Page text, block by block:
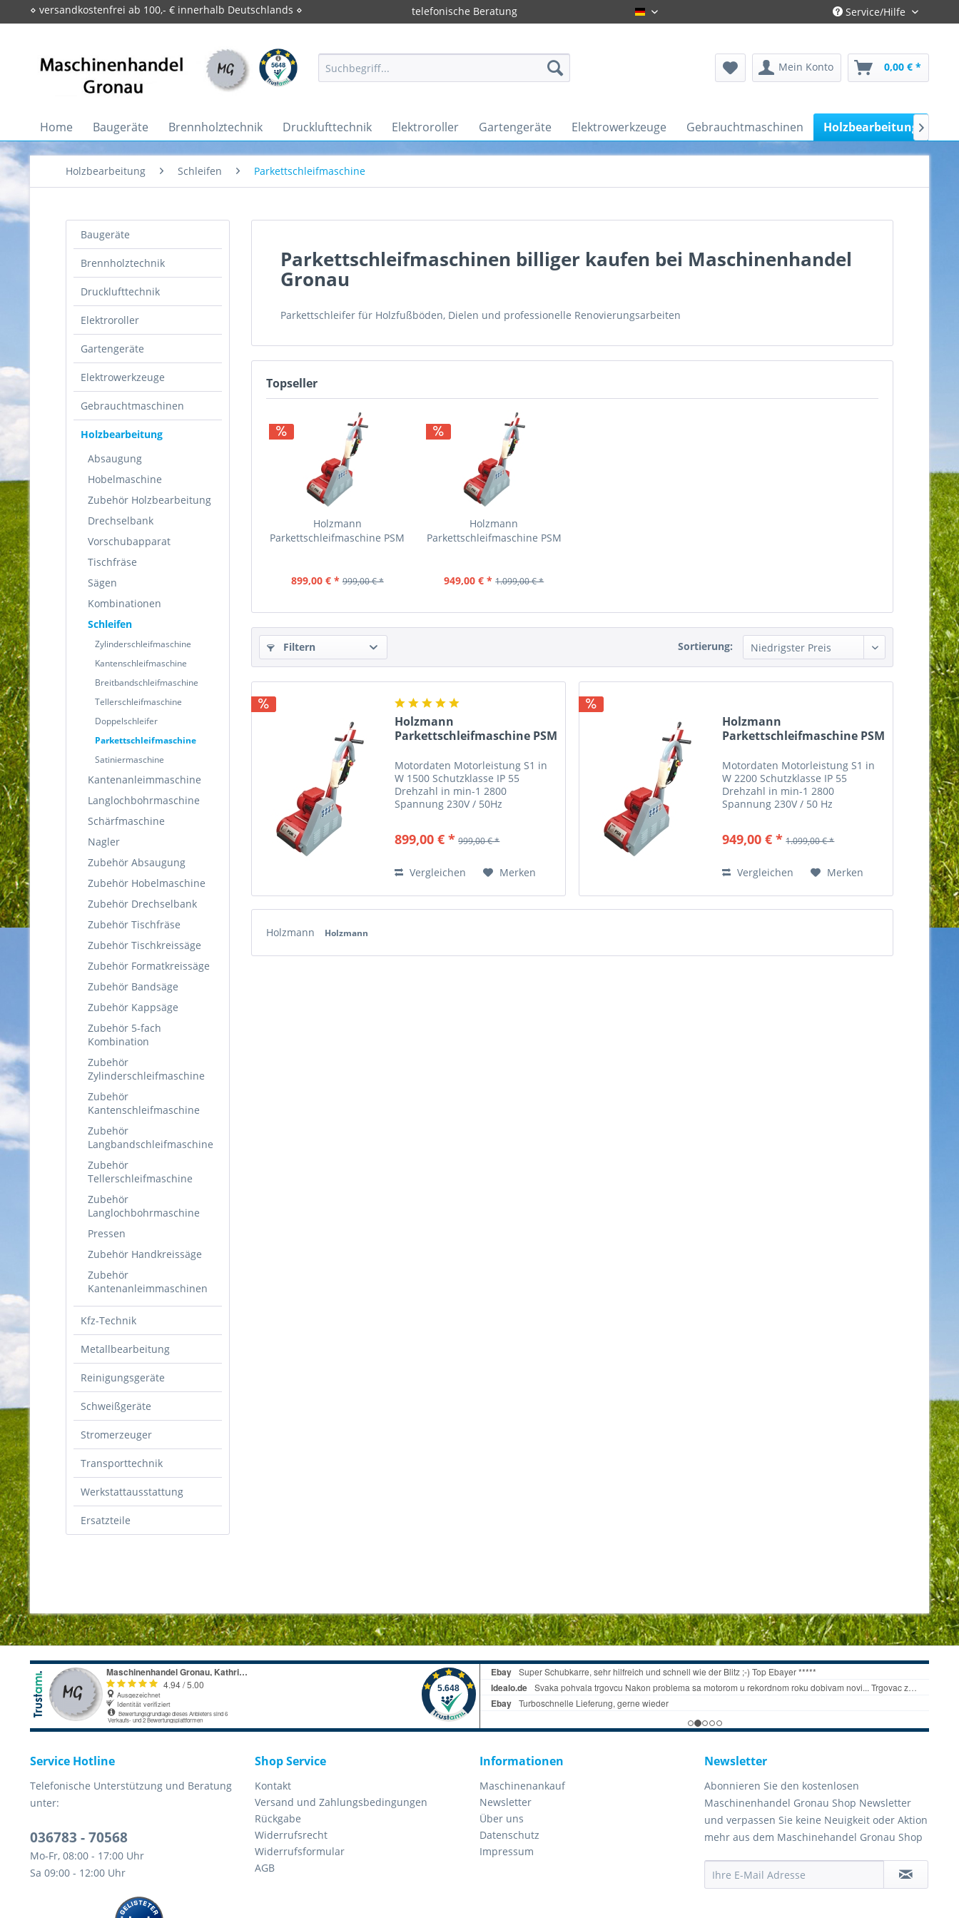
⋄ versandkostenfrei ab 100,- € innerhalb Deutschlands ⋄ telefonische Beratung Gronau-Deutsch Service/Hilfe
Mein Konto 0,00 € *
Home Baugeräte Brennholztechnik Drucklufttechnik Elektroroller Gartengeräte Elektrowerkzeuge Gebrauchtmaschinen Holzbearbeitung 
Holzbearbeitung Schleifen Parkettschleifmaschine
Baugeräte
Brennholztechnik
Drucklufttechnik
Elektroroller
Gartengeräte
Elektrowerkzeuge
Gebrauchtmaschinen
Holzbearbeitung
Absaugung
Hobelmaschine
Zubehör Holzbearbeitung
Drechselbank
Vorschubapparat
Tischfräse
Sägen
Kombinationen
Schleifen
Zylinderschleifmaschine
Kantenschleifmaschine
Breitbandschleifmaschine
Tellerschleifmaschine
Doppelschleifer
Parkettschleifmaschine
Satiniermaschine
Kantenanleimmaschine
Langlochbohrmaschine
Schärfmaschine
Nagler
Zubehör Absaugung
Zubehör Hobelmaschine
Zubehör Drechselbank
Zubehör Tischfräse
Zubehör Tischkreissäge
Zubehör Formatkreissäge
Zubehör Bandsäge
Zubehör Kappsäge
Zubehör 5-fach
Kombination
Zubehör
Zylinderschleifmaschine
Zubehör
Kantenschleifmaschine
Zubehör
Langbandschleifmaschine
Zubehör
Tellerschleifmaschine
Zubehör
Langlochbohrmaschine
Pressen
Zubehör Handkreissäge
Zubehör
Kantenanleimmaschinen
Kfz-Technik
Metallbearbeitung
Reinigungsgeräte
Schweißgeräte
Stromerzeuger
Transporttechnik
Werkstattausstattung
Ersatzteile
Parkettschleifmaschinen billiger kaufen bei Maschinenhandel
Gronau
Parkettschleifer für Holzfußböden, Dielen und professionelle Renovierungsarbeiten
Topseller
Holzmann
Parkettschleifmaschine PSM
899,00 € * 999,00 € *
Holzmann
Parkettschleifmaschine PSM
949,00 € * 1.099,00 € *
Filtern Sortierung:
Holzmann
Parkettschleifmaschine PSM
Motordaten Motorleistung S1 in
W 1500 Schutzklasse IP 55
Drehzahl in min-1 2800
Spannung 230V / 50Hz
Schleifen Walzendurchmesser in
min-1 2000 max....
899,00 € * 999,00 € *
Vergleichen Merken
Holzmann
Parkettschleifmaschine PSM
Motordaten Motorleistung S1 in
W 2200 Schutzklasse IP 55
Drehzahl in min-1 2800
Spannung 230V / 50 Hz
Schleifen Walzendurchmesser in
min-1 2000 max....
949,00 € * 1.099,00 € *
Vergleichen Merken
Holzmann Holzmann
Service Hotline
Telefonische Unterstützung und Beratung
unter:
036783 - 70568
Mo-Fr, 08:00 - 17:00 Uhr
Sa 09:00 - 12:00 Uhr
Shop Service
Kontakt
Versand und Zahlungsbedingungen
Rückgabe
Widerrufsrecht
Widerrufsformular
AGB
Informationen
Maschinenankauf
Newsletter
Über uns
Datenschutz
Impressum
Newsletter
Abonnieren Sie den kostenlosen
Maschinenhandel Gronau Shop Newsletter
und verpassen Sie keine Neuigkeit oder Aktion
mehr aus dem Maschinehandel Gronau Shop